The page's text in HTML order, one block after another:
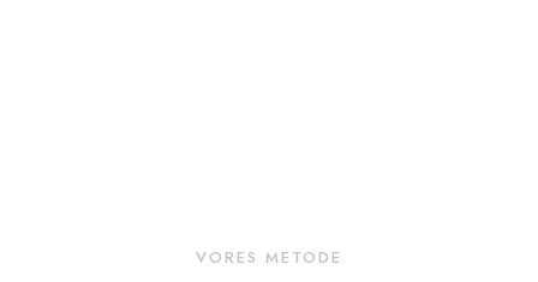
VORES METODE